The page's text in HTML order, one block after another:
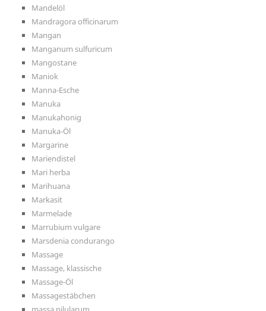
Mandelöl
Mandragora officinarum
Mangan
Manganum sulfuricum
Mangostane
Maniok
Manna-Esche
Manuka
Manukahonig
Manuka-Öl
Margarine
Mariendistel
Mari herba
Marihuana
Markasit
Marmelade
Marrubium vulgare
Marsdenia condurango
Massage
Massage, klassische
Massage-Öl
Massagestäbchen